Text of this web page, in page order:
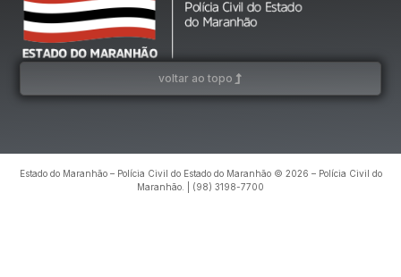
voltar ao topo
Estado do Maranhão – Polícia Civil do Estado do Maranhão © 2026 – Polícia Civil do
Maranhão. | (98) 3198-7700